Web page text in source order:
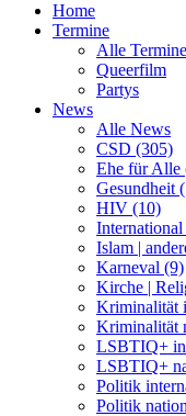
Home
Termine
Alle Termine
Queerfilm
Partys
News
Alle News
CSD (305)
Ehe für Alle
Gesundheit
HIV (10)
Islam |
Karneval (9)
Kirche |
Kriminalität
Kriminalität
LSBTIQ+
LSBTIQ+
Politik
Politik